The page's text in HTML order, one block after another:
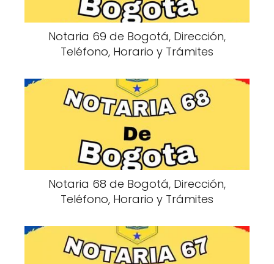
Notaria 69 de Bogotá, Dirección,
Teléfono, Horario y Trámites
Notaria 68 de Bogotá, Dirección,
Teléfono, Horario y Trámites